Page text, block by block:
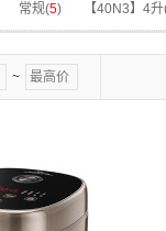
常规(5) 【40N3】4
~